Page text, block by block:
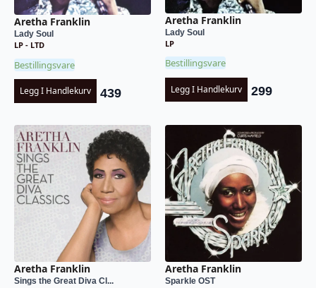
Aretha Franklin
Lady Soul
LP - LTD
Bestillingsvare
Legg I Handlekurv 439
Aretha Franklin
Lady Soul
LP
Bestillingsvare
Legg I Handlekurv 299
Aretha Franklin
Sings the Great Diva Cl...
Aretha Franklin
Sparkle OST